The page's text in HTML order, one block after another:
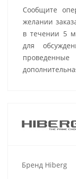
Сообщите
желании
в течении 5
для
Бренд Hiberg